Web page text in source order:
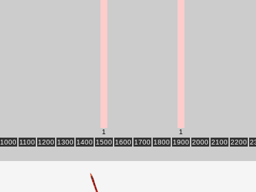
1
1
1000 1100 1200 1300 1400 1500 1600 1700 1800 1900 2000 2100 2200